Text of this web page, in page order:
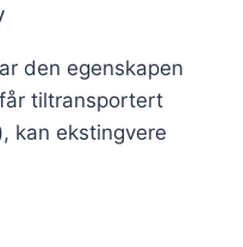
den egenskapen
tiltransportert
kan ekstingvere